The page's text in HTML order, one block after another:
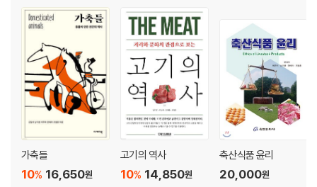
바라는 것 없이 인내한다 284
기적의 징표 286
2. 낙타가 주인공인 우화들 289
6부 순록
1. 썰매를 끄는 순록 315
전체 순록의 절반은 야생 321
순록의 코가 붉게 변하는 이유 323
가축들
16,650원
10%
고기의 역사
14,850원
10%
축산식품 윤리
20,000원